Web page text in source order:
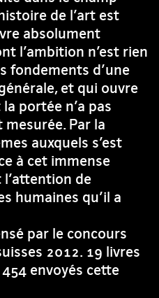
de l’art est
absolument
l’ambition n’est rien
fondements d’une
et qui ouvre
portée n’a pas
Par la
auxquels s’est
à cet immense
l’attention de
humaines qu’il a
par le concours
2012. 19 livres
envoyés cette